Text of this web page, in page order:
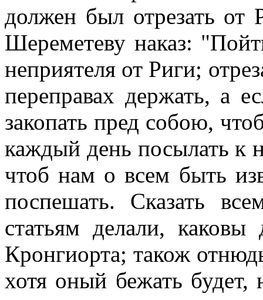
должен был отрезать
Шереметеву наказ:
неприятеля от Риги;
переправах держать, а
закопать пред собою,
каждый день посылать к
чтоб нам о всем быть
поспешать. Сказать
статьям делали,
Кронгиорта; також
хотя оный бежать